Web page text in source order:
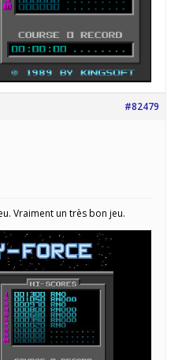
#82479
Vraiment un très bon jeu.